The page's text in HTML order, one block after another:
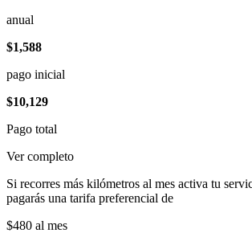
anual
$1,588
pago inicial
$10,129
Pago total
Ver completo
Si recorres más kilómetros al mes activa tu
pagarás una tarifa preferencial de
$480 al mes